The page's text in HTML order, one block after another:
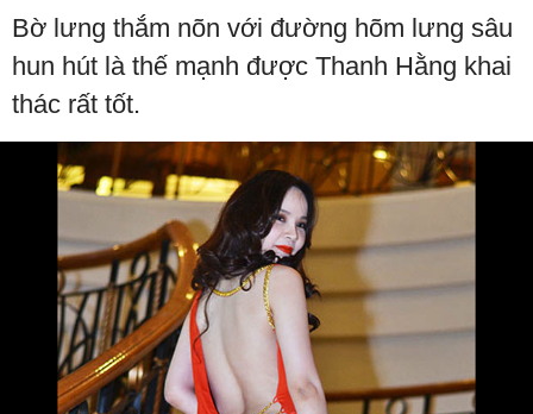
Bờ lưng thắm nõn với đường hõm lưng sâu
hun hút là thế mạnh được Thanh Hằng khai
thác rất tốt.